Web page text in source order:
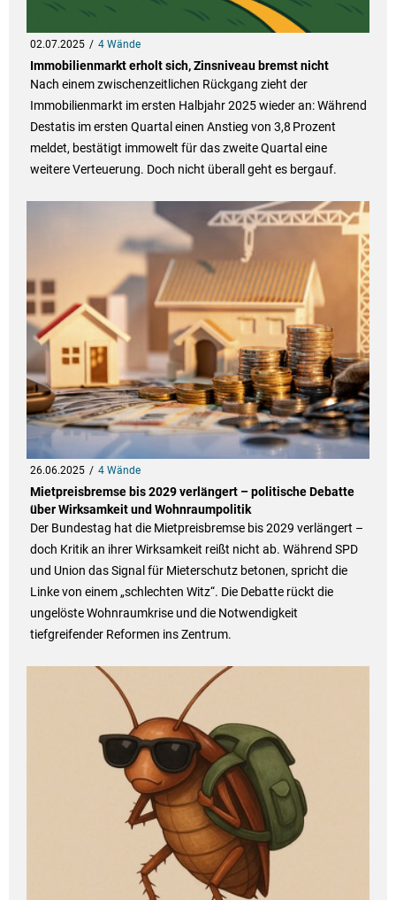
02.07.2025 4 Wände
Immobilienmarkt erholt sich, Zinsniveau bremst nicht
Nach einem zwischenzeitlichen Rückgang zieht der
Immobilienmarkt im ersten Halbjahr 2025 wieder an: Während
Destatis im ersten Quartal einen Anstieg von 3,8 Prozent
meldet, bestätigt immowelt für das zweite Quartal eine
weitere Verteuerung. Doch nicht überall geht es bergauf.
26.06.2025 4 Wände
Mietpreisbremse bis 2029 verlängert – politische Debatte
über Wirksamkeit und Wohnraumpolitik
Der Bundestag hat die Mietpreisbremse bis 2029 verlängert –
doch Kritik an ihrer Wirksamkeit reißt nicht ab. Während SPD
und Union das Signal für Mieterschutz betonen, spricht die
Linke von einem „schlechten Witz“. Die Debatte rückt die
ungelöste Wohnraumkrise und die Notwendigkeit
tiefgreifender Reformen ins Zentrum.